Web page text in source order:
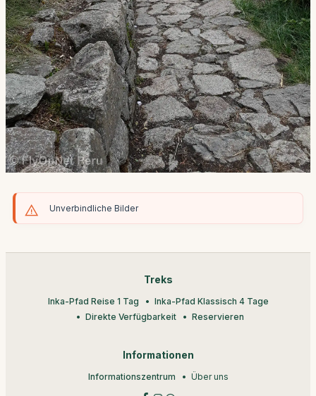
Unverbindliche Bilder
Treks
Inka-Pfad Reise 1 Tag
Inka-Pfad Klassisch 4 Tage
Direkte Verfügbarkeit
Reservieren
Informationen
Informationszentrum Über uns